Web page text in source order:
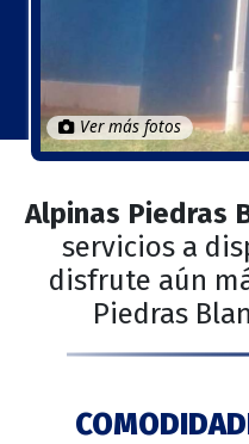
Ver más fotos
Alpinas Piedras
servicios a
disfrute aún
Piedras